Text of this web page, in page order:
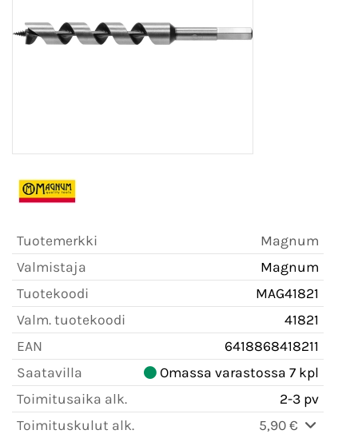
Tuotemerkki
Magnum
Valmistaja
Magnum
Tuotekoodi
MAG41821
Valm. tuotekoodi
41821
EAN
6418868418211
Saatavilla
Omassa varastossa 7 kpl
Toimitusaika alk.
2-3 pv
Toimituskulut alk.
5,90 €